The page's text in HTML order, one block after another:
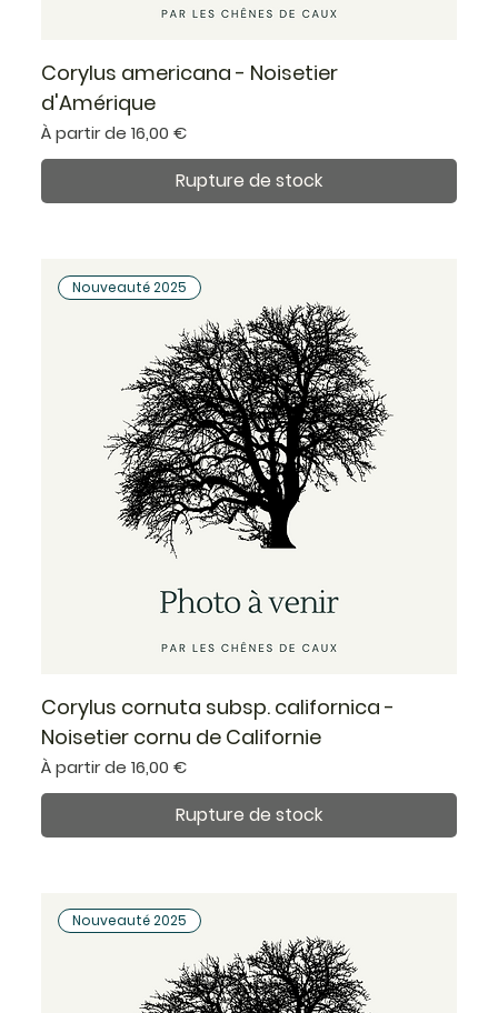
Corylus americana - Noisetier
d'Amérique
À partir de16,00 €
Prix promotionnel
Rupture de stock
Nouveauté 2025
Corylus cornuta subsp. californica -
Noisetier cornu de Californie
À partir de16,00 €
Prix promotionnel
Rupture de stock
Nouveauté 2025